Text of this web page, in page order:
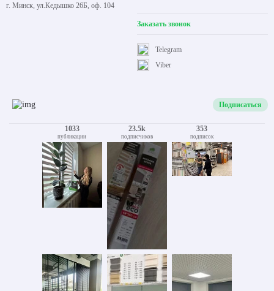
г. Минск, ул.Кедышко 26Б, оф. 104
Заказать звонок
Viber
Telegram
Подписаться
1033
публикации
23.5k
подписчиков
353
подписок